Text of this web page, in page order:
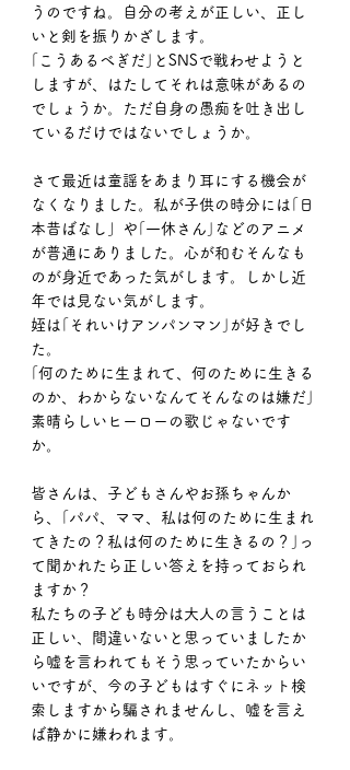
うのですね。自分の考えが正しい、正し
いと剣を振りかざします。
｢こうあるべぎだ｣とSNSで戦わせようと
しますが、はたしてそれは意味があるの
でしょうか。ただ自身の愚痴を吐き出し
ているだけではないでしょうか。
さて最近は童謡をあまり耳にする機会が
なくなりました。私が子供の時分には｢日
本昔ばなし」や｢一休さん｣などのアニメ
が普通にありました。心が和むそんなも
のが身近であった気がします。しかし近
年では見ない気がします。
姪は｢それいけアンパンマン｣が好きでし
た。
｢何のために生まれて、何のために生きる
のか、わからないなんてそんなのは嫌だ｣
素晴らしいヒーローの歌じゃないです
か。
皆さんは、子どもさんやお孫ちゃんか
ら、｢パパ、ママ、私は何のために生まれ
てきたの？私は何のために生きるの？｣っ
て聞かれたら正しい答えを持っておられ
ますか？
私たちの子ども時分は大人の言うことは
正しい、間違いないと思っていましたか
ら嘘を言われてもそう思っていたからい
いですが、今の子どもはすぐにネット検
索しますから騙されませんし、嘘を言え
ば静かに嫌われます。